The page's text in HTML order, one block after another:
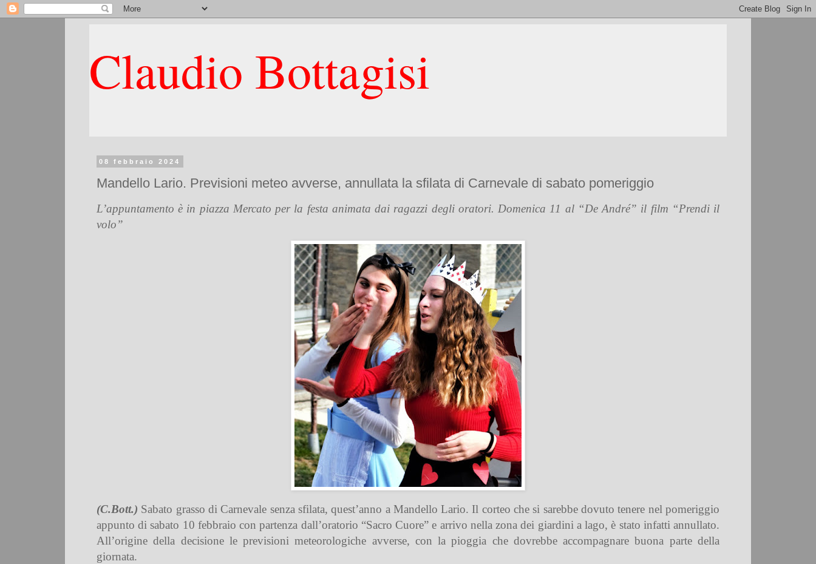
Claudio Bottagisi
08 febbraio 2024
Mandello Lario. Previsioni meteo avverse, annullata la sfilata di Carnevale di sabato pomeriggio
L’appuntamento è in piazza Mercato per la festa animata dai ragazzi degli oratori. Domenica 11 al “De André” il film “Prendi il
volo”
(C.Bott.) Sabato grasso di Carnevale senza sfilata, quest’anno a Mandello Lario. Il corteo che si sarebbe dovuto tenere nel pomeriggio
appunto di sabato 10 febbraio con partenza dall’oratorio “Sacro Cuore” e arrivo nella zona dei giardini a lago, è stato infatti annullato.
All’origine della decisione le previsioni meteorologiche avverse, con la pioggia che dovrebbe accompagnare buona parte della
giornata.